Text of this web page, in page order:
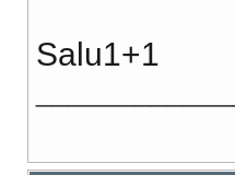
Salu1+1